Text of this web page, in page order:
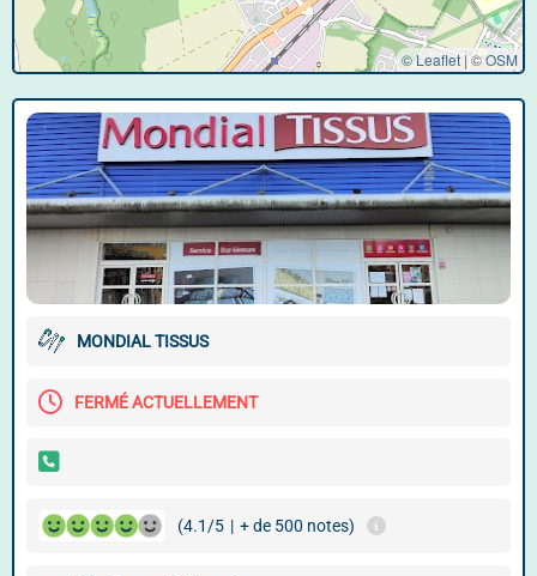
© Leaflet |©OSM
MONDIAL TISSUS
FERMÉ ACTUELLEMENT
(4.1/5 | + de 500 notes)